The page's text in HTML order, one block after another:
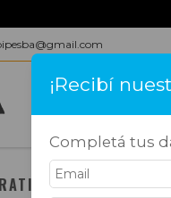
A TODO EL PAÍS
¡Recibí
Completá tus